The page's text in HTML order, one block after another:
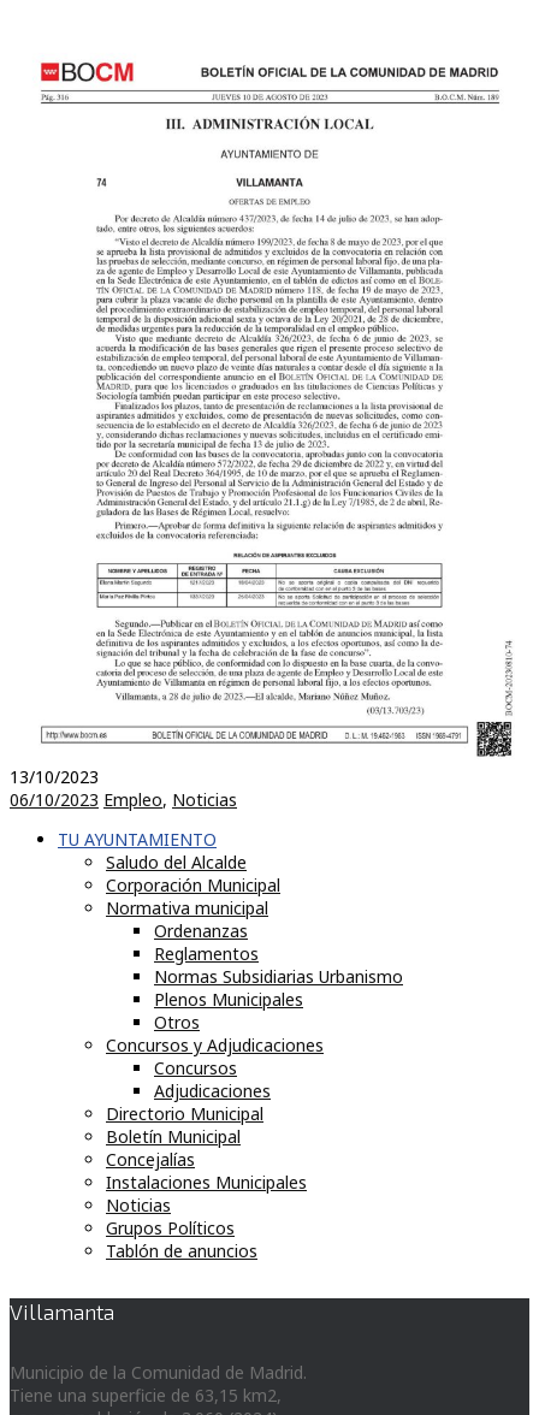
13/10/2023
06/10/2023 Empleo, Noticias
TU AYUNTAMIENTO
Saludo del Alcalde
Corporación Municipal
Normativa municipal
Ordenanzas
Reglamentos
Normas Subsidiarias Urbanismo
Plenos Municipales
Otros
Concursos y Adjudicaciones
Concursos
Adjudicaciones
Directorio Municipal
Boletín Municipal
Concejalías
Instalaciones Municipales
Noticias
Grupos Políticos
Tablón de anuncios
Villamanta
Municipio de la Comunidad de Madrid.
Tiene una superficie de 63,15 km2,